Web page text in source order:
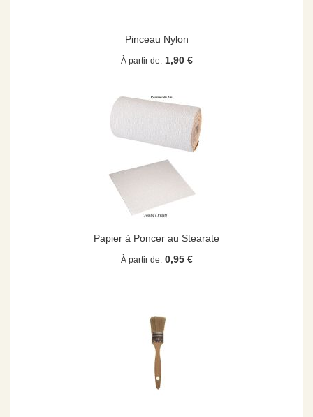
Pinceau Nylon
À partir de 1,90 €
Papier à Poncer au Stearate
À partir de 0,95 €